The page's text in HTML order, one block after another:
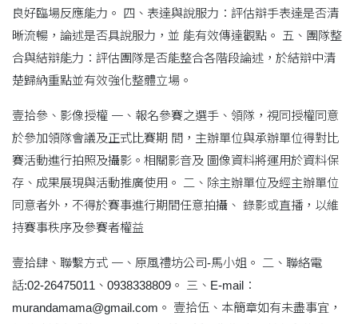
良好臨場反應能力。 四、表達與說服力：評估辯手表達是否清
晰流暢，論述是否具說服力，並 能有效傳達觀點。 五、團隊整
合與結辯能力：評估團隊是否能整合各階段論述，於結辯中清
楚歸納重點並有效強化整體立場。
壹拾參、影像授權 一、報名參賽之選手、領隊，視同授權同意
於參加領隊會議及正式比賽期 間，主辦單位與承辦單位得對比
賽活動進行拍照及攝影。相關影音及 圖像資料將運用於資料保
存、成果展現與活動推廣使用。 二、除主辦單位及經主辦單位
同意者外，不得於賽事進行期間任意拍攝、 錄影或直播，以維
持賽事秩序及參賽者權益
壹拾肆、聯繫方式 一、原風禮坊公司-馬小姐。 二、聯絡電
話:02-26475011、0938338809。 三、E-mail：
murandamama@gmail.com。 壹拾伍、本簡章如有未盡事宜，